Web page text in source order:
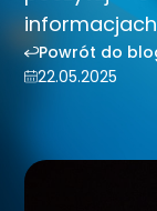
informacjach
Powrót do
22.05.2025